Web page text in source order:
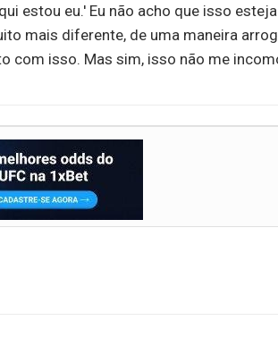
estou eu.' Eu não acho que isso
mais diferente, de uma maneira
com isso. Mas sim, isso não me